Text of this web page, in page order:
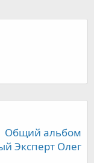
Общий альбом
Эксперт Олег